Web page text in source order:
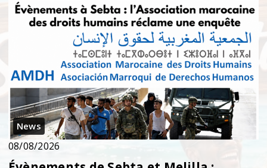
News
08/08/2026